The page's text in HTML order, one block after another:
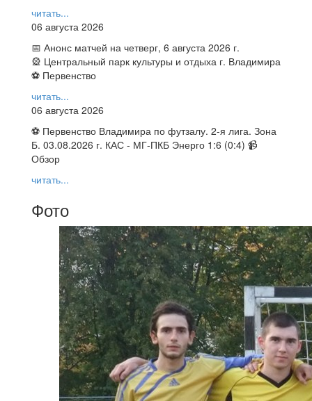
читать...
06 августа 2026
📅 Анонс матчей на четверг, 6 августа 2026 г.
🎡 Центральный парк культуры и отдыха г. Владимира
⚽ Первенство
читать...
06 августа 2026
⚽ Первенство Владимира по футзалу. 2-я лига. Зона
Б. 03.08.2026 г. КАС - МГ-ПКБ Энерго 1:6 (0:4) 📹
Обзор
читать...
Фото